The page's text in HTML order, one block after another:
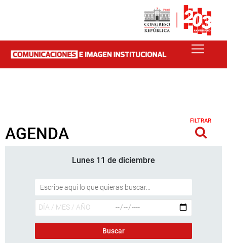
AGENDA
FILTRAR
Lunes 11 de diciembre